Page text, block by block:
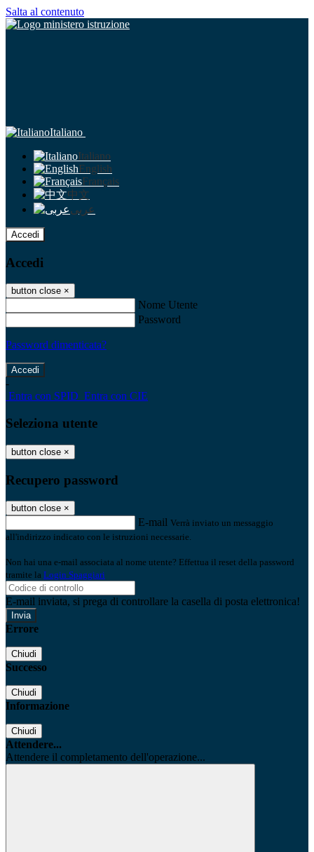
Salta al contenuto
Italiano
Italiano
English
Français
中文
عربى
Accedi
Accedi
button close ×
Nome Utente
Password
Password dimenticata?
-
Entra con SPID Entra con CIE
Seleziona utente
button close ×
Recupero password
button close ×
E-mail Verrà inviato un messaggio
all'indirizzo indicato con le istruzioni necessarie.
Non hai una e-mail associata al nome utente? Effettua il reset della password
tramite la Login Spaggiari
E-mail inviata, si prega di controllare la casella di posta elettronica!
Errore
Chiudi
Successo
Chiudi
Informazione
Chiudi
Attendere...
Attendere il completamento dell'operazione...